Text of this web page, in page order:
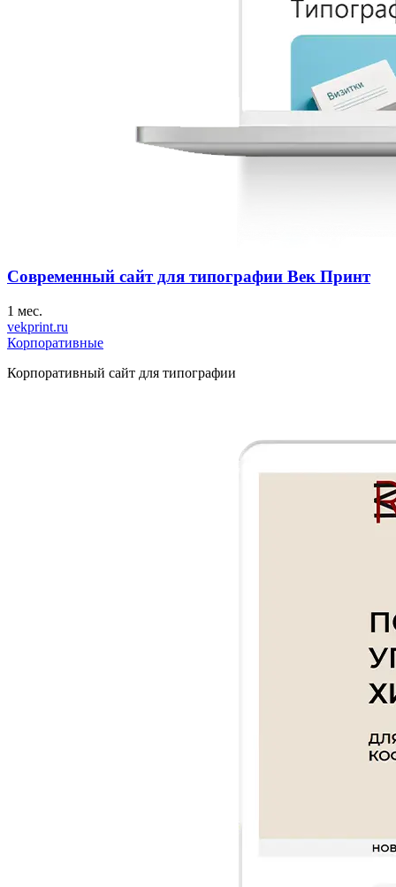
Современный сайт для типографии Век Принт
1 мес.
vekprint.ru
Корпоративные
Корпоративный сайт для типографии